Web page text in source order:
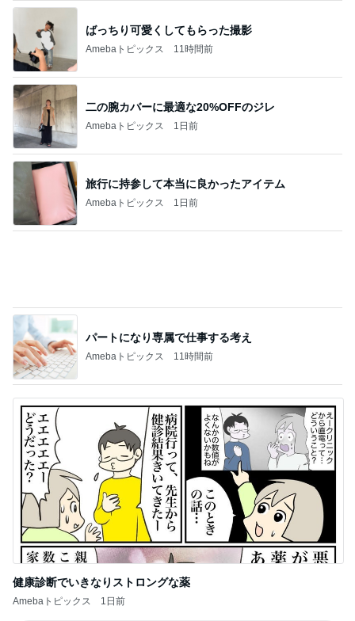
ばっちり可愛くしてもらった撮影
Amebaトピックス 11時間前
二の腕カバーに最適な20%OFFのジレ
Amebaトピックス 1日前
旅行に持参して本当に良かったアイテム
Amebaトピックス 1日前
パートになり専属で仕事する考え
Amebaトピックス 11時間前
健康診断でいきなりストロングな薬
Amebaトピックス 1日前